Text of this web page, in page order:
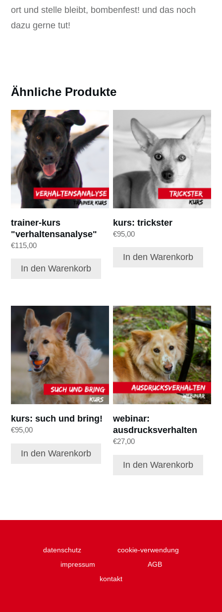
ort und stelle bleibt, bombenfest! und das noch
dazu gerne tut!
Ähnliche Produkte
trainer-kurs
"verhaltensanalyse"
€115,00
In den Warenkorb
kurs: trickster
€95,00
In den Warenkorb
kurs: such und bring!
€95,00
In den Warenkorb
webinar:
ausdrucksverhalten
€27,00
In den Warenkorb
datenschutz
cookie-verwendung
impressum
AGB
kontakt